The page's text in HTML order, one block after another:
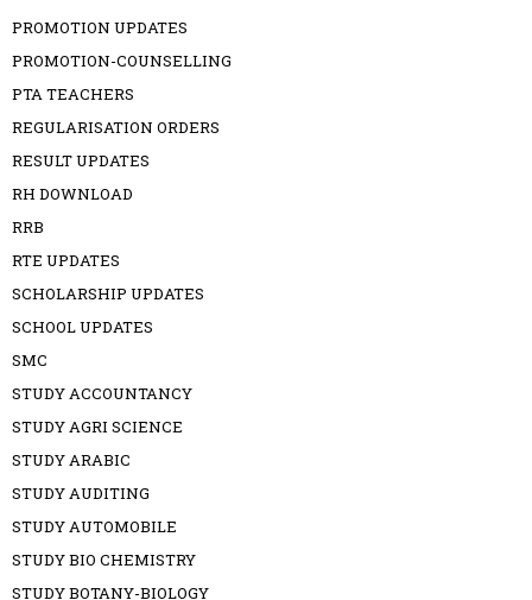
PROMOTION UPDATES
PROMOTION-COUNSELLING
PTA TEACHERS
REGULARISATION ORDERS
RESULT UPDATES
RH DOWNLOAD
RRB
RTE UPDATES
SCHOLARSHIP UPDATES
SCHOOL UPDATES
SMC
STUDY ACCOUNTANCY
STUDY AGRI SCIENCE
STUDY ARABIC
STUDY AUDITING
STUDY AUTOMOBILE
STUDY BIO CHEMISTRY
STUDY BOTANY-BIOLOGY